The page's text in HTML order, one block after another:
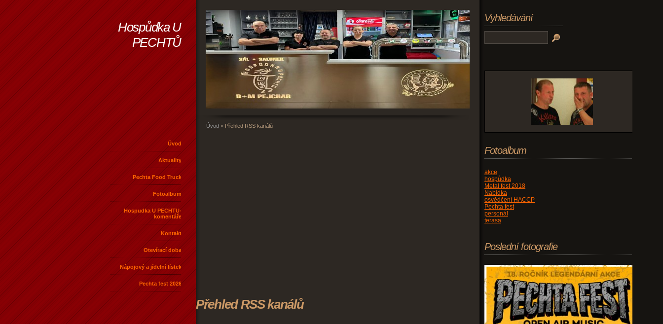
Hospůdka U
PECHTŮ
Úvod
Aktuality
Pechta Food Truck
Fotoalbum
Hospudka U PECHTU-
komentáře
Kontakt
Otevírací doba
Nápojový a jídelní lístek
Pechta fest 2026
Úvod » Přehled RSS kanálů
Přehled RSS kanálů
Vyhledávání
Fotoalbum
akce
hospůdka
Metal fest 2018
Nabídka
osvědčení HACCP
Pechta fest
personál
terasa
Poslední fotografie